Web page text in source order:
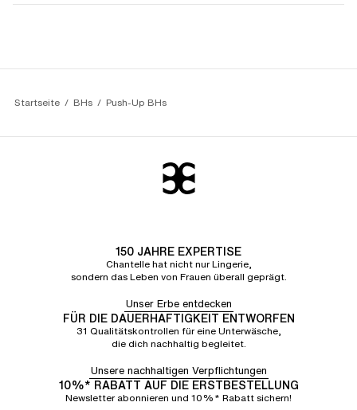
Startseite BHs Push-Up BHs
150 JAHRE EXPERTISE
Chantelle hat nicht nur Lingerie,
sondern das Leben von Frauen überall geprägt.
Unser Erbe entdecken
FÜR DIE DAUERHAFTIGKEIT ENTWORFEN
31 Qualitätskontrollen für eine Unterwäsche,
die dich nachhaltig begleitet.
Unsere nachhaltigen Verpflichtungen
10%* RABATT AUF DIE ERSTBESTELLUNG
Newsletter abonnieren und 10%* Rabatt sichern!